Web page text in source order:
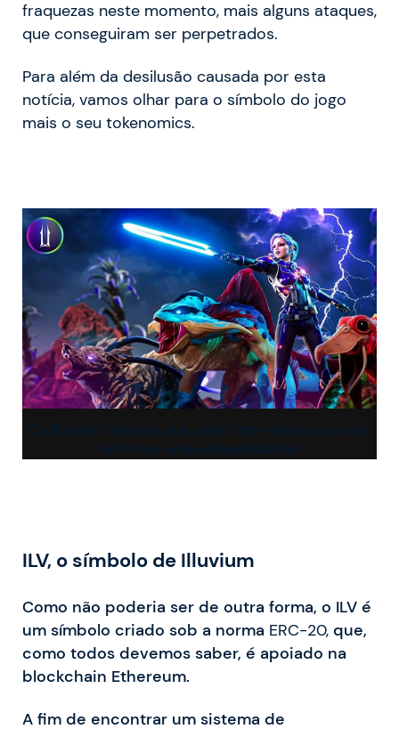
fraquezas neste momento, mais alguns ataques,
que conseguiram ser perpetrados.
Para além da desilusão causada por esta
notícia, vamos olhar para o símbolo do jogo
mais o seu tokenomics.
Os Illuvials, o tesouro que cada cripto-jogador quer ter
de formar uma equipa imbatível
ILV, o símbolo de Illuvium
Como não poderia ser de outra forma, o ILV é
um símbolo criado sob a norma ERC-20, que,
como todos devemos saber, é apoiado na
blockchain Ethereum.
A fim de encontrar um sistema de